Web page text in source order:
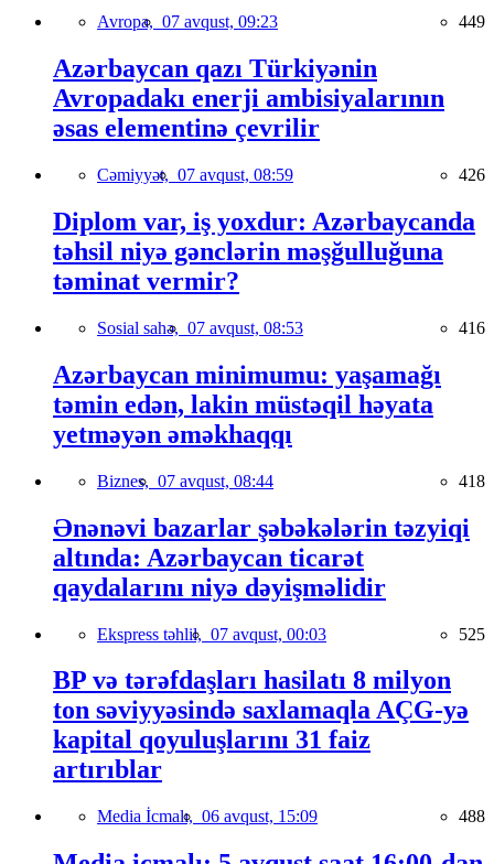
Avropa, 07 avqust, 09:23 449
Azərbaycan qazı Türkiyənin
Avropadakı enerji ambisiyalarının
əsas elementinə çevrilir
Cəmiyyət, 07 avqust, 08:59 426
Diplom var, iş yoxdur: Azərbaycanda
təhsil niyə gənclərin məşğulluğuna
təminat vermir?
Sosial sahə, 07 avqust, 08:53 416
Azərbaycan minimumu: yaşamağı
təmin edən, lakin müstəqil həyata
yetməyən əməkhaqqı
Biznes, 07 avqust, 08:44 418
Ənənəvi bazarlar şəbəkələrin təzyiqi
altında: Azərbaycan ticarət
qaydalarını niyə dəyişməlidir
Ekspress təhlil, 07 avqust, 00:03 525
BP və tərəfdaşları hasilatı 8 milyon
ton səviyyəsində saxlamaqla AÇG-yə
kapital qoyuluşlarını 31 faiz
artırıblar
Media İcmalı, 06 avqust, 15:09 488